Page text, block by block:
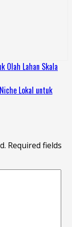
Olah Lahan Skala
Lokal untuk
Required fields